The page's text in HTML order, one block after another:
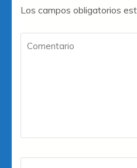
Los campos obligatorios
Comentario